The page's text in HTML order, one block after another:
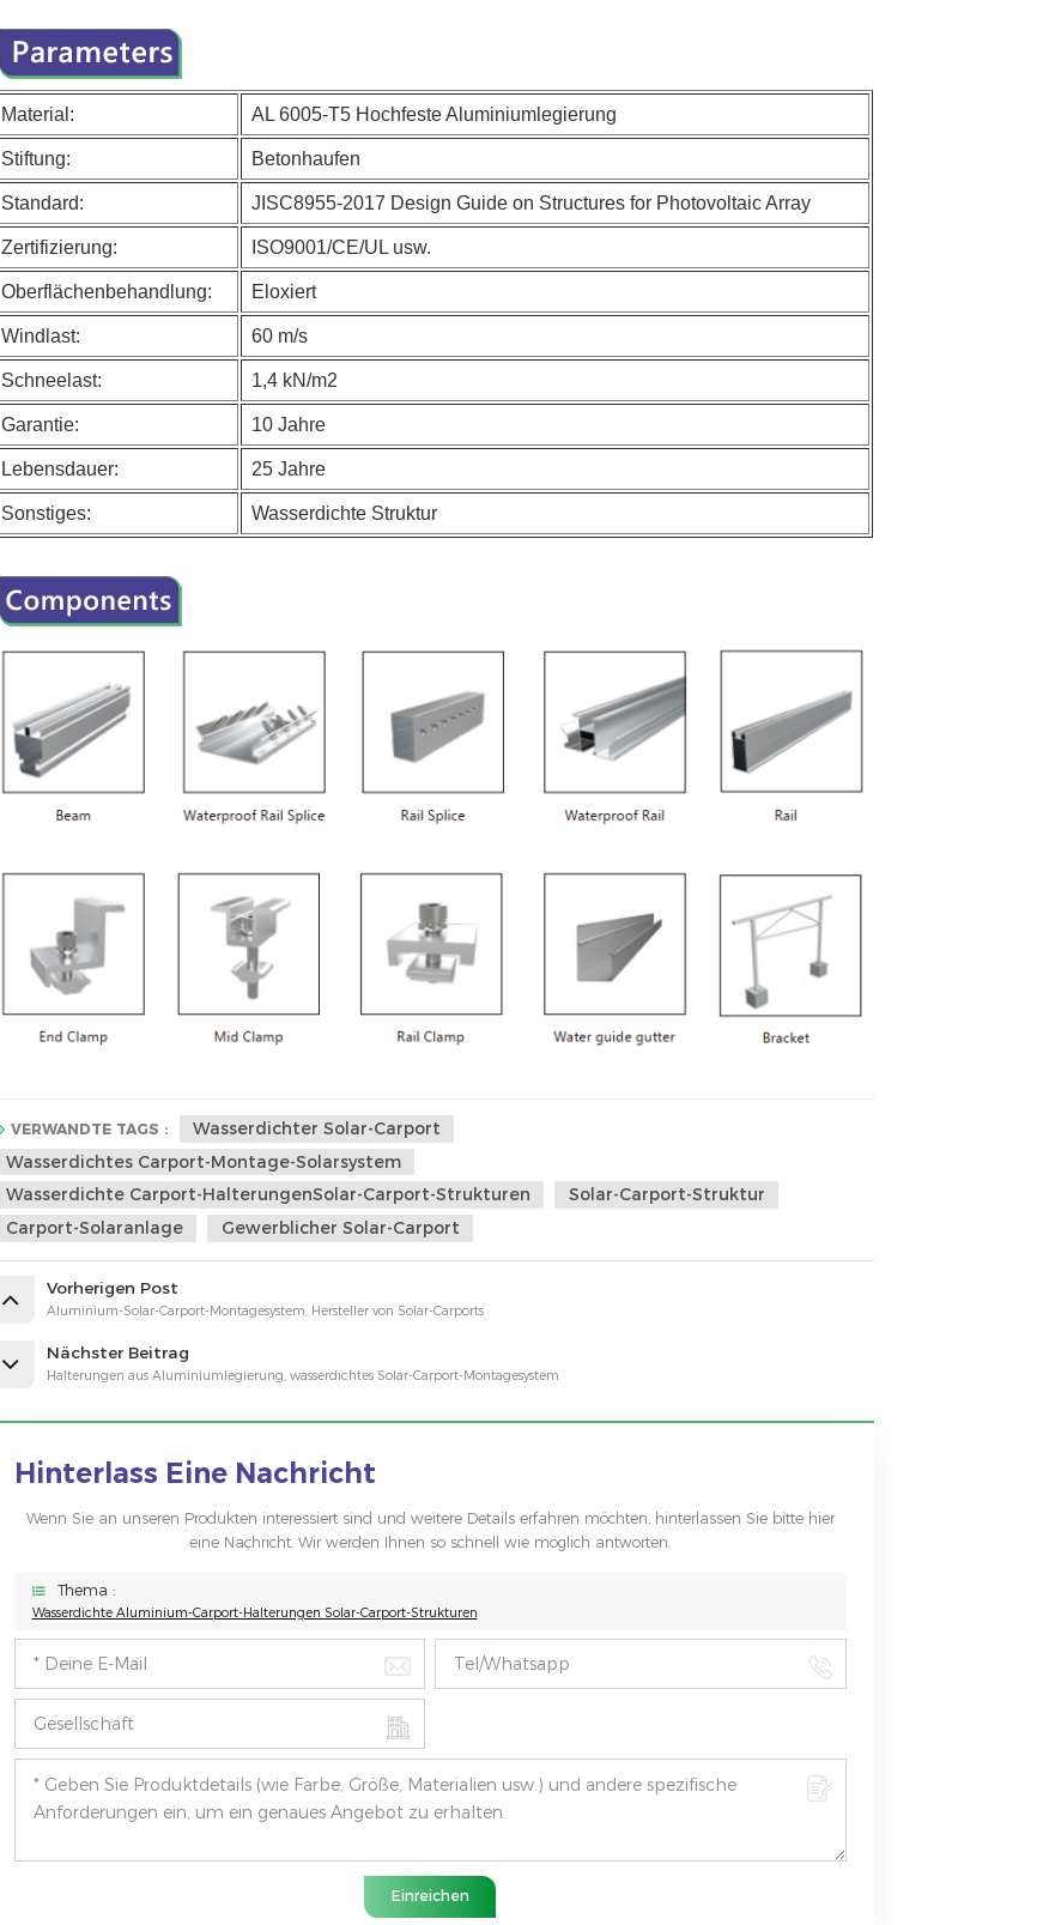
Material: AL 6005-T5 HochfesteAluminiumlegierung
Stiftung: Betonhaufen
Standard: JISC8955-2017 Design Guide on Structures for Photovoltaic Array
Zertifizierung: ISO9001/CE/UL usw.
Oberflächenbehandlung: Eloxiert
Windlast: 60 m/s
Schneelast: 1,4 kN/m2
Garantie: 10 Jahre
Lebensdauer: 25 Jahre
Sonstiges: Wasserdichte Struktur
VERWANDTE TAGS :
Wasserdichter Solar-Carport
Wasserdichtes Carport-Montage-Solarsystem
Wasserdichte Carport-HalterungenSolar-Carport-Strukturen
Solar-Carport-Struktur
Carport-Solaranlage
Gewerblicher Solar-Carport
Vorherigen Post
Aluminium-Solar-Carport-Montagesystem, Hersteller von Solar-Carports
Nächster Beitrag
Halterungen aus Aluminiumlegierung, wasserdichtes Solar-Carport-Montagesystem
Hinterlass Eine Nachricht
Wenn Sie an unseren Produkten interessiert sind und weitere Details erfahren möchten, hinterlassen Sie bitte hier
eine Nachricht. Wir werden Ihnen so schnell wie möglich antworten.
Thema :
Wasserdichte Aluminium-Carport-Halterungen Solar-Carport-Strukturen
Einreichen